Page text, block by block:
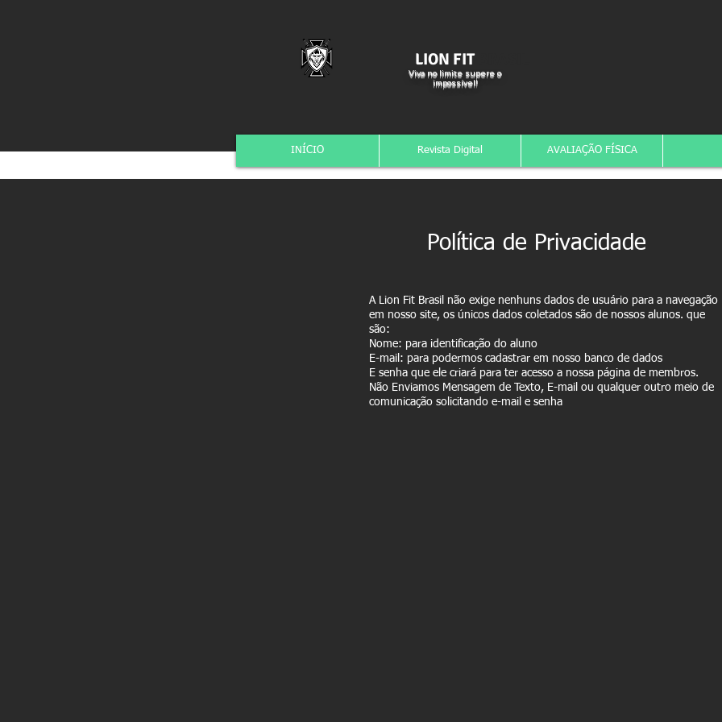
LION FIT
Viva no limite supere o
impossível!
INÍCIO Revista Digital AVALIAÇÃO FÍSICA
Política de Privacidade
A Lion Fit Brasil não exige nenhuns dados de usuário para a navegação
em nosso site, os únicos dados coletados são de nossos alunos. que
são:
Nome: para identificação do aluno
E-mail: para podermos cadastrar em nosso banco de dados
E senha que ele criará para ter acesso a nossa página de membros.
Não Enviamos Mensagem de Texto, E-mail ou qualquer outro meio de
comunicação solicitando e-mail e senha